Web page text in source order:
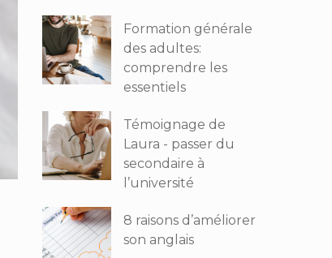
Formation générale
des adultes:
comprendre les
essentiels
Témoignage de
Laura - passer du
secondaire à
l’université
8 raisons d’améliorer
son anglais